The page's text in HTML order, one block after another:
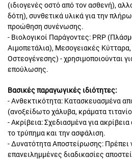
(ιδιογενές οστό από τον ασθενή),
δότη), συνθετικά υλικά για την
προώθηση συνένωσης.
- Βιολογικοί Παράγοντες: PRP
Αιμοπετάλια), Μεσογειακές
Οστεογένεσης) - χρησιμοποιούνται
επούλωσης.
Βασικές παραγωγικές ιδιότητες:
- Ανθεκτικότητα: Κατασκευασμένα
(ανοξείδωτο χάλυβα, κράματα
- Ακρίβεια: Σχεδιασμένα για
το τρύπημα και την ασφάλιση.
- Δυνατότητα Αποστείρωσης: Πρέπει
επανειλημμένες διαδικασίες